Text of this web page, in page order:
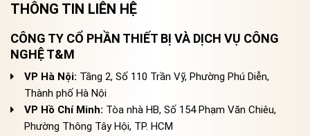
THÔNG TIN LIÊN HỆ
CÔNG TY CỔ PHẦN THIẾT BỊ VÀ DỊCH VỤ CÔNG
NGHỆ T&M
VP Hà Nội: Tầng 2, Số 110 Trần Vỹ, Phường Phú Diễn,
Thành phố Hà Nội
VP Hồ Chí Minh: Tòa nhà HB, Số 154 Phạm Văn Chiêu,
Phường Thông Tây Hội, TP. HCM